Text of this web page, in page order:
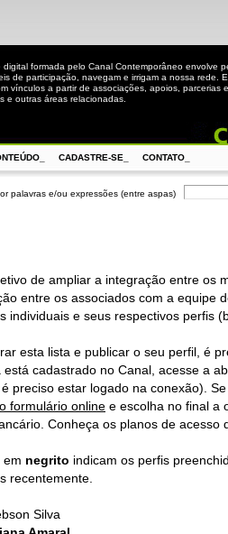
digital formada pelo Canal Contemporâneo envolve
de participação, navegam e irrigam a nossa rede.
vínculos a partir de associações, apoios, parcerias
e outras áreas relacionadas.
CADASTRE-SE_ CONTATO_
palavras e/ou expressões (entre aspas)
de ampliar a integração entre os
entre os associados com a equipe
individuais e seus respectivos perfis
esta lista e publicar o seu perfil, é
está cadastrado no Canal, acesse a
preciso estar logado na conexão).
formulário online e escolha no final a
Conheça os planos de acesso
em negrito indicam os perfis
recentemente.
Silva